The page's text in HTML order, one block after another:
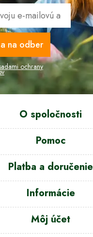
na odber
ochrany
O spoločnosti
Pomoc
Platba a doručenie
Informácie
Môj účet